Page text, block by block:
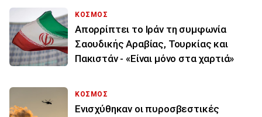
ΚΟΣΜΟΣ
Απορρίπτει το Ιράν τη συμφωνία
Σαουδικής Αραβίας, Τουρκίας και
Πακιστάν - «Είναι μόνο στα χαρτιά»
ΚΟΣΜΟΣ
Ενισχύθηκαν οι πυροσβεστικές